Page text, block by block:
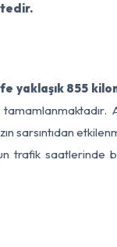
yaklaşık 855
sarsıntıdan
trafik saatlerinde